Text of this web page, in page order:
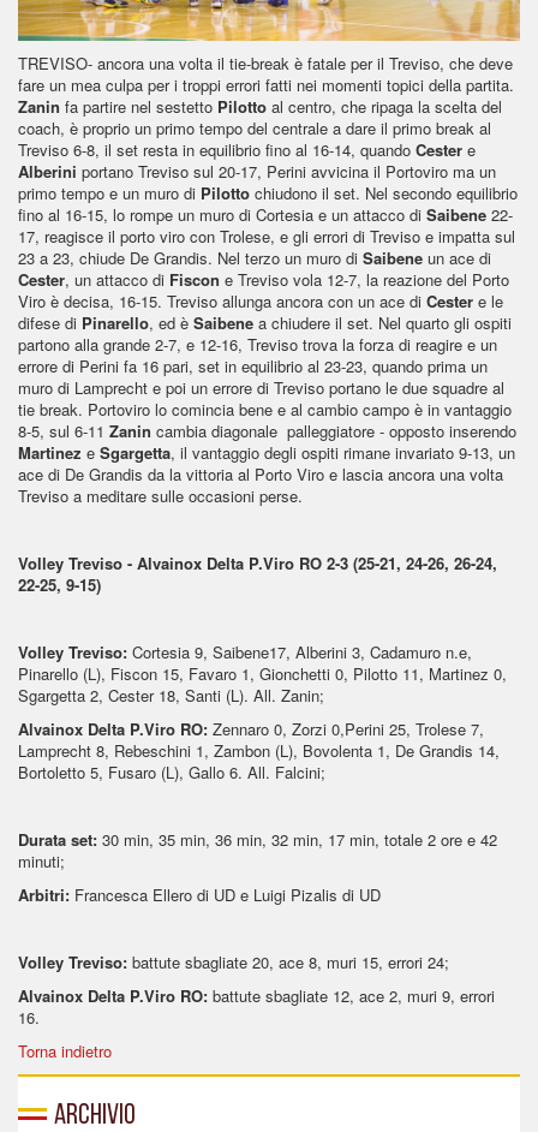
TREVISO- ancora una volta il tie-break è fatale per il Treviso, che deve
fare un mea culpa per i troppi errori fatti nei momenti topici della partita.
Zanin fa partire nel sestetto Pilotto al centro, che ripaga la scelta del
coach, è proprio un primo tempo del centrale a dare il primo break al
Treviso 6-8, il set resta in equilibrio fino al 16-14, quando Cester e
Alberini portano Treviso sul 20-17, Perini avvicina il Portoviro ma un
primo tempo e un muro di Pilotto chiudono il set. Nel secondo equilibrio
fino al 16-15, lo rompe un muro di Cortesia e un attacco di Saibene 22-
17, reagisce il porto viro con Trolese, e gli errori di Treviso e impatta sul
23 a 23, chiude De Grandis. Nel terzo un muro di Saibene un ace di
Cester, un attacco di Fiscon e Treviso vola 12-7, la reazione del Porto
Viro è decisa, 16-15. Treviso allunga ancora con un ace di Cester e le
difese di Pinarello, ed è Saibene a chiudere il set. Nel quarto gli ospiti
partono alla grande 2-7, e 12-16, Treviso trova la forza di reagire e un
errore di Perini fa 16 pari, set in equilibrio al 23-23, quando prima un
muro di Lamprecht e poi un errore di Treviso portano le due squadre al
tie break. Portoviro lo comincia bene e al cambio campo è in vantaggio
8-5, sul 6-11 Zanin cambia diagonale palleggiatore - opposto inserendo
Martinez e Sgargetta, il vantaggio degli ospiti rimane invariato 9-13, un
ace di De Grandis da la vittoria al Porto Viro e lascia ancora una volta
Treviso a meditare sulle occasioni perse.
Volley Treviso - Alvainox Delta P.Viro RO 2-3 (25-21, 24-26, 26-24,
22-25, 9-15)
Volley Treviso: Cortesia 9, Saibene17, Alberini 3, Cadamuro n.e,
Pinarello (L), Fiscon 15, Favaro 1, Gionchetti 0, Pilotto 11, Martinez 0,
Sgargetta 2, Cester 18, Santi (L). All. Zanin;
Alvainox Delta P.Viro RO: Zennaro 0, Zorzi 0,Perini 25, Trolese 7,
Lamprecht 8, Rebeschini 1, Zambon (L), Bovolenta 1, De Grandis 14,
Bortoletto 5, Fusaro (L), Gallo 6. All. Falcini;
Durata set: 30 min, 35 min, 36 min, 32 min, 17 min, totale 2 ore e 42
minuti;
Arbitri: Francesca Ellero di UD e Luigi Pizalis di UD
Volley Treviso: battute sbagliate 20, ace 8, muri 15, errori 24;
Alvainox Delta P.Viro RO: battute sbagliate 12, ace 2, muri 9, errori
16.
Torna indietro
Archivio